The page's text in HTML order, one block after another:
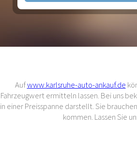
Aufwww.karlsruhe-auto-ankauf.de
Fahrzeugwert ermitteln lassen. Bei uns
in einer Preisspanne darstellt. Sie
kommen. Lassen Sie